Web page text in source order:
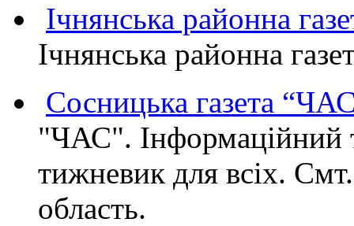
Ічнянська районна
Ічнянська районна
Сосницька газета
"ЧАС". Інформаційний
тижневик для всіх.
область.